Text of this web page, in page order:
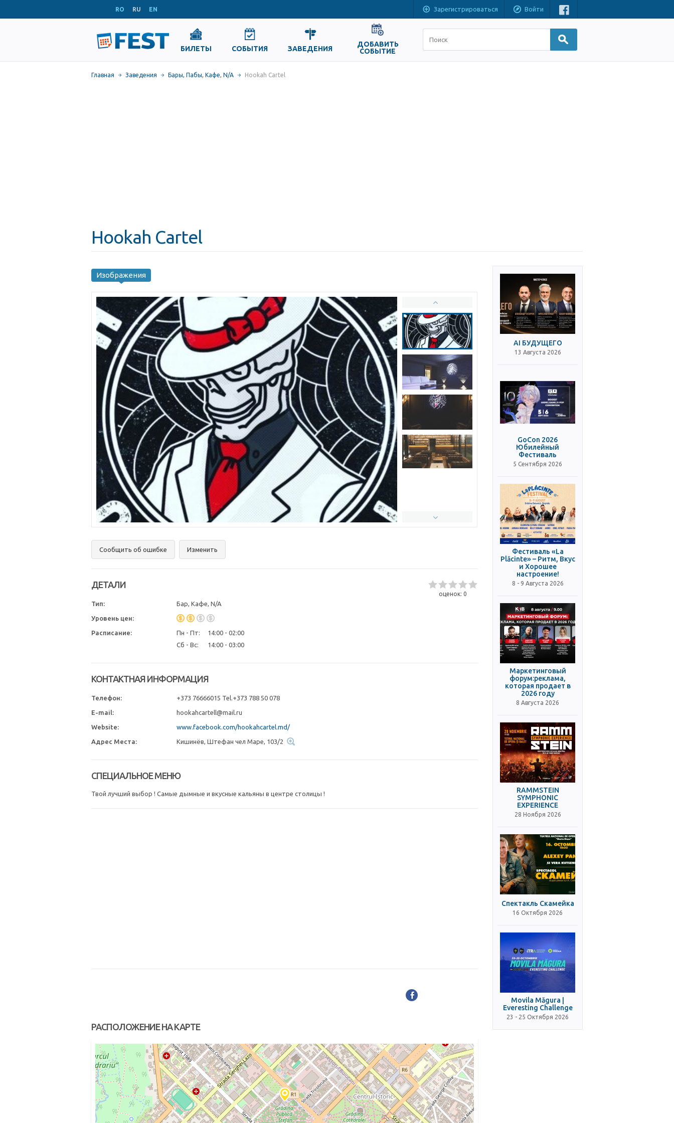
RO RU EN Зарегистрироваться Войти
БИЛЕТЫ СОБЫТИЯ ЗАВЕДЕНИЯ
ДОБАВИТЬ
СОБЫТИЕ
Главная Заведения Бары, Пабы, Кафе, N/A Hookah Cartel
Hookah Cartel
Изображения
Сообщить об ошибке Изменить
оценок: 0
ДЕТАЛИ
Тип: Бар, Кафе, N/A
Уровень цен:
Расписание: Пн - Пт:
14:00 - 02:00
Сб - Вс:
14:00 - 03:00
КОНТАКТНАЯ ИНФОРМАЦИЯ
Телефон: +373 76666015 Tel.+373 788 50 078
E-mail: hookahcartell@mail.ru
Website: www.facebook.com/hookahcartel.md/
Адрес Места: Кишинёв, Штефан чел Маре, 103/2
СПЕЦИАЛЬНОЕ МЕНЮ
Твой лучший выбор ! Самые дымные и вкусные кальяны в центре столицы !
РАСПОЛОЖЕНИЕ НА КАРТЕ
AI БУДУЩЕГО
13 Августа 2026
GoCon 2026
Юбилейный
Фестиваль
5 Сентября 2026
Фестиваль «La
Plăcinte» – Ритм, Вкус
и Хорошее
настроение!
8 - 9 Августа 2026
Маркетинговый
форум:реклама,
которая продает в
2026 году
8 Августа 2026
RAMMSTEIN
SYMPHONIC
EXPERIENCE
28 Ноября 2026
Спектакль Скамейка
16 Октября 2026
Movila Măgura |
Everesting Challenge
23 - 25 Октября 2026